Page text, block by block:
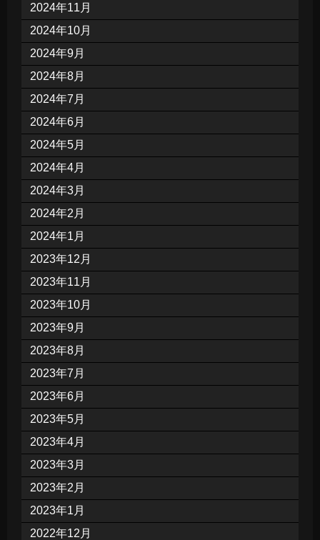
2024年11月
2024年10月
2024年9月
2024年8月
2024年7月
2024年6月
2024年5月
2024年4月
2024年3月
2024年2月
2024年1月
2023年12月
2023年11月
2023年10月
2023年9月
2023年8月
2023年7月
2023年6月
2023年5月
2023年4月
2023年3月
2023年2月
2023年1月
2022年12月